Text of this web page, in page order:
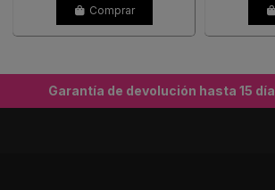
Comprar
Garantía de devolución hasta 15